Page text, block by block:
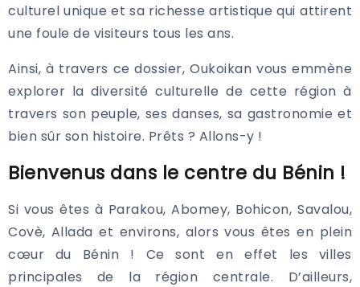
culturel unique et sa richesse artistique qui attirent
une foule de visiteurs tous les ans.
Ainsi, à travers ce dossier, Oukoikan vous emmène
explorer la diversité culturelle de cette région à
travers son peuple, ses danses, sa gastronomie et
bien sûr son histoire. Prêts ? Allons-y !
Bienvenus dans le centre du Bénin !
Si vous êtes à Parakou, Abomey, Bohicon, Savalou,
Covè, Allada et environs, alors vous êtes en plein
cœur du Bénin ! Ce sont en effet les villes
principales de la région centrale. D’ailleurs,